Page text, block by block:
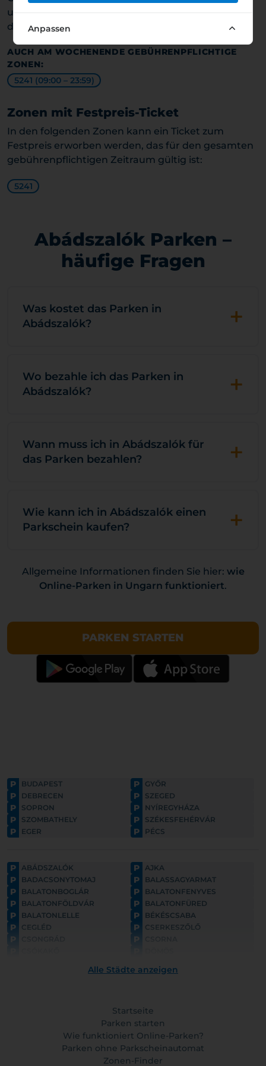
und 23:59 obligatorisch; außerhalb dieser Zeiten ist
das Parken kostenlos.
AUCH AM WOCHENENDE GEBÜHRENPFLICHTIGE
ZONEN:
5241 (09:00 – 23:59)
Zonen mit Festpreis-Ticket
In den folgenden Zonen kann ein Ticket zum
Festpreis erworben werden, das für den gesamten
gebührenpflichtigen Zeitraum gültig ist:
5241
Abádszalók Parken –
häufige Fragen
Was kostet das Parken in
Abádszalók?
+
Wo bezahle ich das Parken in
Abádszalók?
+
Wann muss ich in Abádszalók für
das Parken bezahlen?
+
Wie kann ich in Abádszalók einen
Parkschein kaufen?
+
Allgemeine Informationen finden Sie hier: wie
Online-Parken in Ungarn funktioniert.
PARKEN STARTEN
P BUDAPEST P GYŐR
P DEBRECEN P SZEGED
P SOPRON P NYÍREGYHÁZA
P SZOMBATHELY P SZÉKESFEHÉRVÁR
P EGER P PÉCS
P ABÁDSZALÓK P AJKA
P BADACSONYTOMAJ P BALASSAGYARMAT
P BALATONBOGLÁR P BALATONFENYVES
P BALATONFÖLDVÁR P BALATONFÜRED
P BALATONLELLE P BÉKÉSCSABA
P CEGLÉD P CSERKESZŐLŐ
P P
P GYÖNGYÖS
P HOLLÓKŐ
P HÉVÍZ
HÓDMEZŐVÁSÁRHELY P KAPOSVÁR
P KECSKEMÉT
P KISKUNFÉLEGYHÁZA
Alle Städte anzeigen
Startseite
Parken starten
Wie funktioniert Online-Parken?
Parken ohne Parkscheinautomat
Zonen-Finder
Anpassen